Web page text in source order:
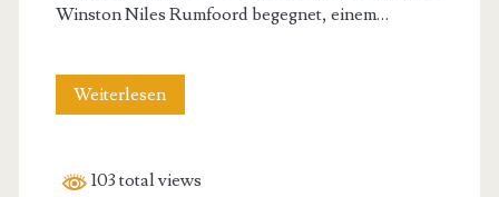
Winston Niles Rumfoord begegnet, einem…
WeiterlesenDie
des
103 total views